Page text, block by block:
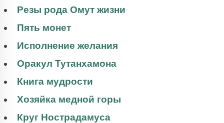
Резы рода Омут жизни
Пять монет
Исполнение желания
Оракул Тутанхамона
Книга мудрости
Хозяйка медной горы
Круг Нострадамуса